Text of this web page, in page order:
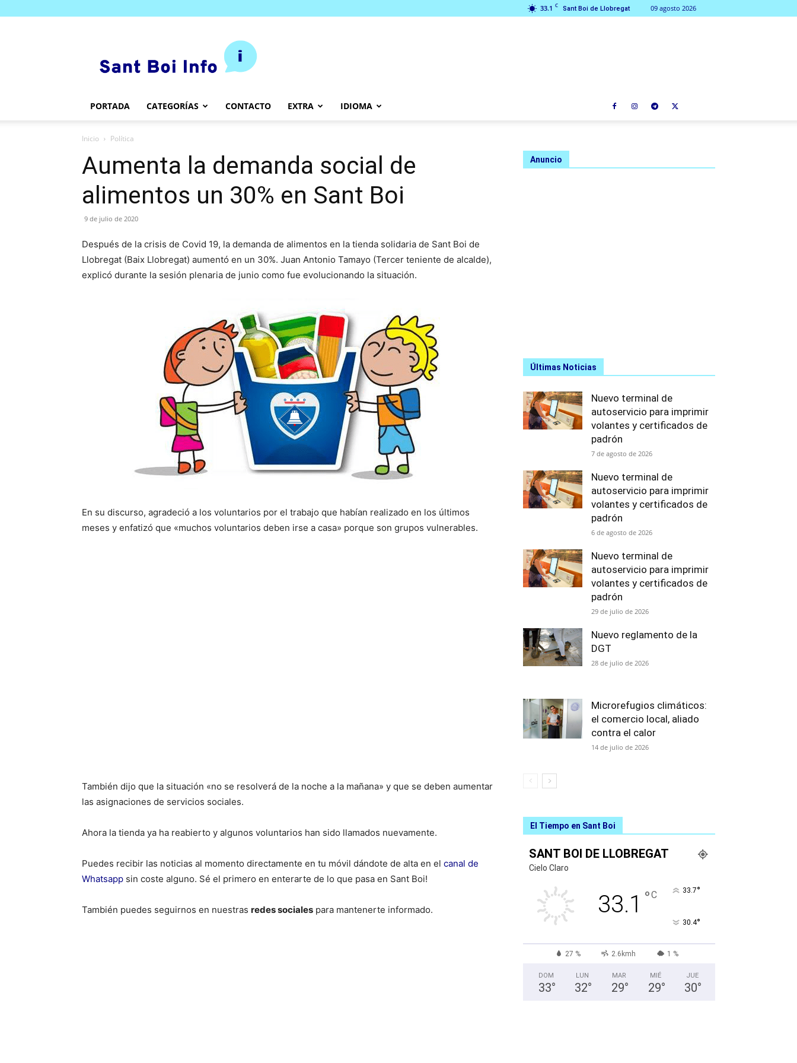
33.1 C Sant Boi de Llobregat 09 agosto 2026
PORTADA CATEGORÍAS CONTACTO EXTRA IDIOMA
Inicio Política
Aumenta la demanda social de
alimentos un 30% en Sant Boi
9 de julio de 2020
Después de la crisis de Covid 19, la demanda de alimentos en la tienda solidaria de Sant Boi de
Llobregat (Baix Llobregat) aumentó en un 30%. Juan Antonio Tamayo (Tercer teniente de alcalde),
explicó durante la sesión plenaria de junio como fue evolucionando la situación.
En su discurso, agradeció a los voluntarios por el trabajo que habían realizado en los últimos
meses y enfatizó que «muchos voluntarios deben irse a casa» porque son grupos vulnerables.
También dijo que la situación «no se resolverá de la noche a la mañana» y que se deben aumentar
las asignaciones de servicios sociales.
Ahora la tienda ya ha reabierto y algunos voluntarios han sido llamados nuevamente.
Puedes recibir las noticias al momento directamente en tu móvil dándote de alta en el canal de
Whatsapp sin coste alguno. Sé el primero en enterarte de lo que pasa en Sant Boi!
También puedes seguirnos en nuestras redes sociales para mantenerte informado.
Anuncio
Últimas Noticias
Nuevo terminal de
autoservicio para imprimir
volantes y certificados de
padrón
7 de agosto de 2026
Nuevo terminal de
autoservicio para imprimir
volantes y certificados de
padrón
6 de agosto de 2026
Nuevo terminal de
autoservicio para imprimir
volantes y certificados de
padrón
29 de julio de 2026
Nuevo reglamento de la
DGT
28 de julio de 2026
Microrefugios climáticos:
el comercio local, aliado
contra el calor
14 de julio de 2026
El Tiempo en Sant Boi
SANT BOI DE LLOBREGAT
Cielo Claro
33.1 °C 33.7°
30.4°
27 % 2.6kmh 1 %
DOM
33°
LUN
32°
MAR
29°
MIÉ
29°
JUE
30°